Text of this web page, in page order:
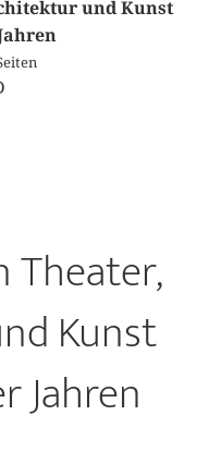
und Kunst
Theater,
Kunst
Jahren